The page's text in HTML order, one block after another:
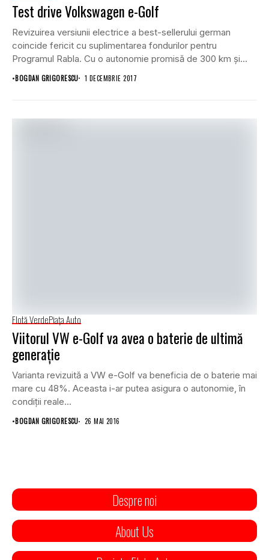
Test drive Volkswagen e-Golf
Revizuirea versiunii electrice a best-sellerului german
coincide fericit cu suplimentarea fondurilor pentru
Programul Rabla. Cu o autonomie promisă de 300 km și
•BOGDAN GRIGORESCU 1 DECEMBRIE 2017
Flotă VerdePiaţa Auto
Viitorul VW e-Golf va avea o baterie de ultimă
generație
Varianta revizuită a VW e-Golf va beneficia de o baterie mai
mare cu 48%. Aceasta i-ar putea asigura o autonomie, în
condiții reale...
•BOGDAN GRIGORESCU 26 MAI 2016
Despre noi
About Us